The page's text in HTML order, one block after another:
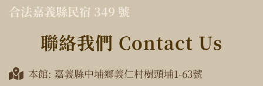
合法嘉義縣民宿 349 號
聯絡我們 Contact Us
本館: 嘉義縣中埔鄉義仁村樹頭埔1-63號